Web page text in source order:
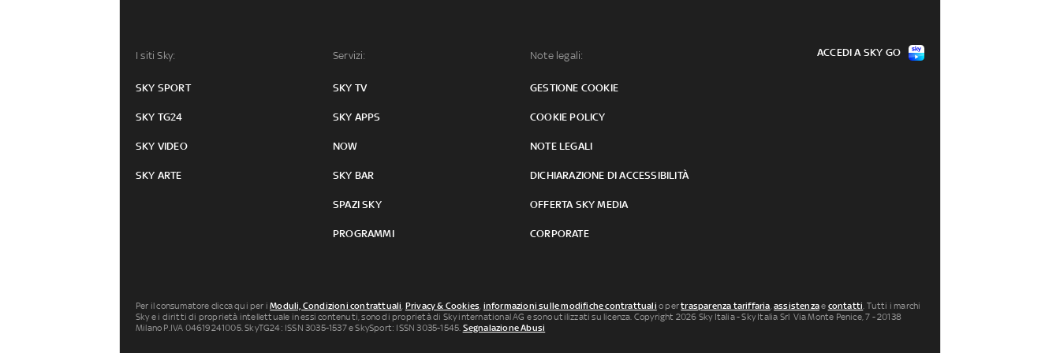
I siti Sky:
SKY SPORT
SKY TG24
SKY VIDEO
SKY ARTE
Servizi:
SKY TV
SKY APPS
NOW
SKY BAR
SPAZI SKY
PROGRAMMI
Note legali:
GESTIONE COOKIE
COOKIE POLICY
NOTE LEGALI
DICHIARAZIONE DI ACCESSIBILITÀ
OFFERTA SKY MEDIA
CORPORATE
ACCEDI A SKY GO
Per il consumatore clicca qui per iModuli, Condizioni contrattuali, Privacy & Cookies, informazioni sulle modifiche contrattuali o pertrasparenza tariffaria,assistenzae contatti. Tutti i marchi
Sky e i diritti di proprietà intellettuale in essi contenuti, sono di proprietà di Sky international AG e sono utilizzati su licenza. Copyright 2026 Sky Italia - Sky Italia Srl Via Monte Penice, 7 - 20138
Milano P.IVA 04619241005. SkyTG24: ISSN 3035-1537 e SkySport: ISSN 3035-1545. Segnalazione Abusi